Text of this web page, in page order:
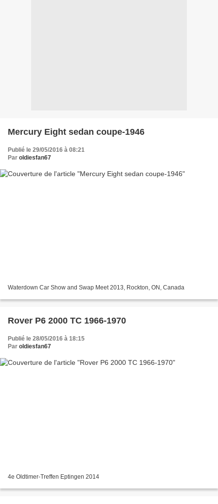
Mercury Eight sedan coupe-1946
Publié le 29/05/2016 à 08:21
Par oldiesfan67
Waterdown Car Show and Swap Meet 2013, Rockton, ON, Canada
Rover P6 2000 TC 1966-1970
Publié le 28/05/2016 à 18:15
Par oldiesfan67
4e Oldtimer-Treffen Eptingen 2014